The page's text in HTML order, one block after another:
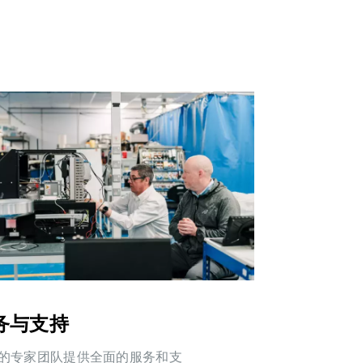
与支持
专家团队提供全面的服务和支